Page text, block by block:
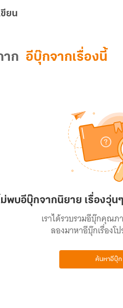
ยน
าก อีบุ๊กจากเรื่องนี้
ม่พบอีบุ๊กจากนิยาย เรื่องวุ่
เราได้รวบรวมอีบุ๊กคุณภ
ลองมาหาอีบุ๊กเรื่อง
ค้นหาอีบุ๊ก